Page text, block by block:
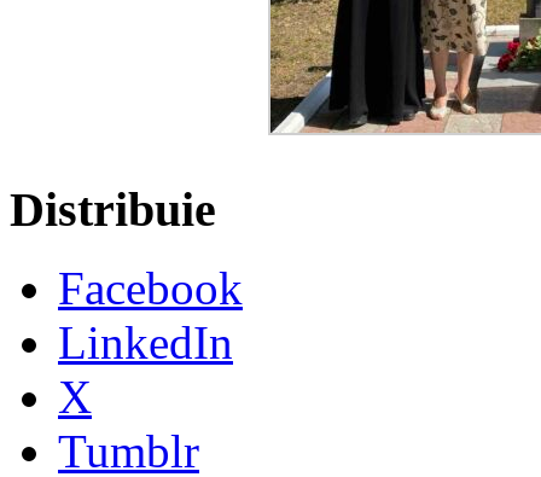
Distribuie
Facebook
LinkedIn
X
Tumblr